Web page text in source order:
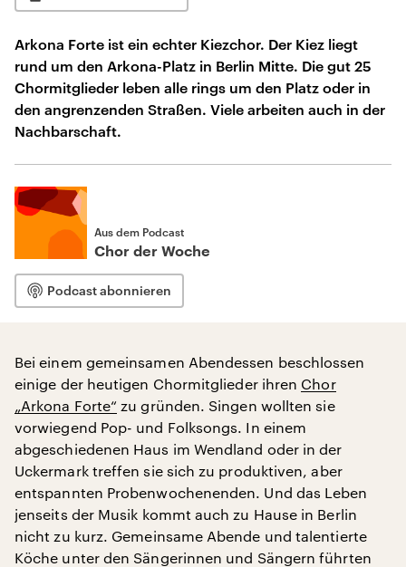
Arkona Forte ist ein echter Kiezchor. Der Kiez liegt
rund um den Arkona-Platz in Berlin Mitte. Die gut 25
Chormitglieder leben alle rings um den Platz oder in
den angrenzenden Straßen. Viele arbeiten auch in der
Nachbarschaft.
Aus dem Podcast
Chor der Woche
Podcast abonnieren
Bei einem gemeinsamen Abendessen beschlossen
einige der heutigen Chormitglieder ihren Chor
„Arkona Forte“ zu gründen. Singen wollten sie
vorwiegend Pop- und Folksongs. In einem
abgeschiedenen Haus im Wendland oder in der
Uckermark treffen sie sich zu produktiven, aber
entspannten Probenwochenenden. Und das Leben
jenseits der Musik kommt auch zu Hause in Berlin
nicht zu kurz. Gemeinsame Abende und talentierte
Köche unter den Sängerinnen und Sängern führten